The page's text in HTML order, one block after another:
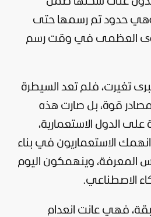
حدود تم رسمها حتى
العظمى في وقت رسم
تغيرت، فلم تعد السيطرة
قوة، بل صارت هذه
على الدول الاستعمارية،
الاستعماريون في بناء
المعرفة، وينهمكون اليوم
الاصطناعي.
فهي عانت انعدام